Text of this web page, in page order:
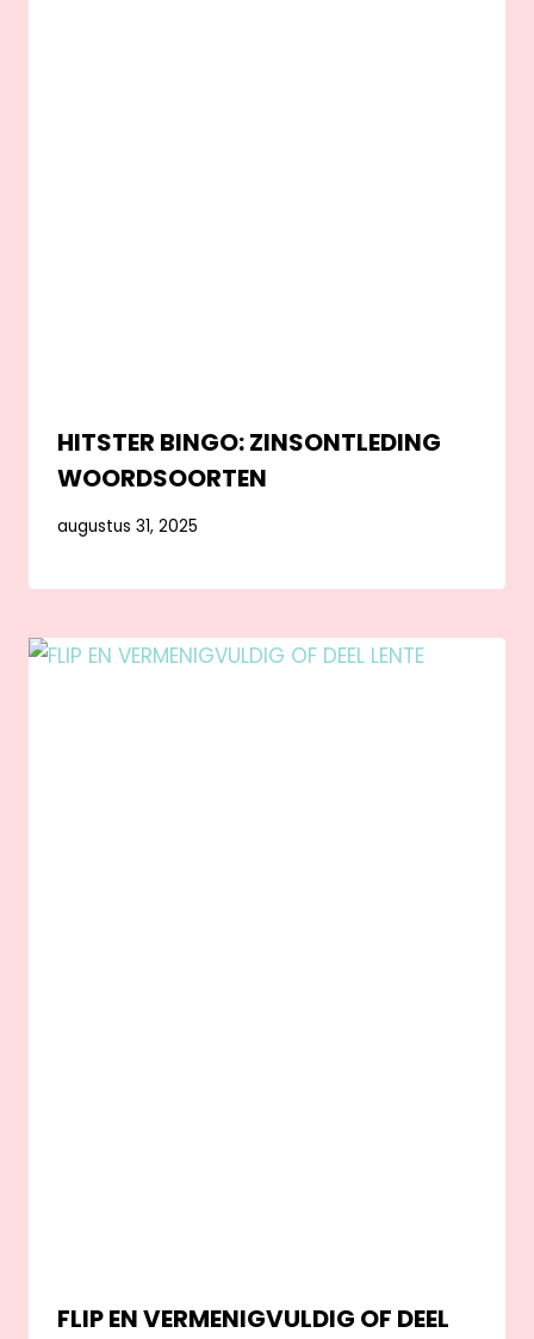
HITSTER BINGO: ZINSONTLEDING
WOORDSOORTEN
augustus 31, 2025
FLIP EN VERMENIGVULDIG OF DEEL